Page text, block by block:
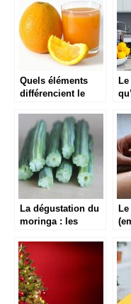
Quels éléments
différencient le
extracteur de jus ?
Le
La dégustation du
moringa : les
plante aux
bienfaits positifs
Le